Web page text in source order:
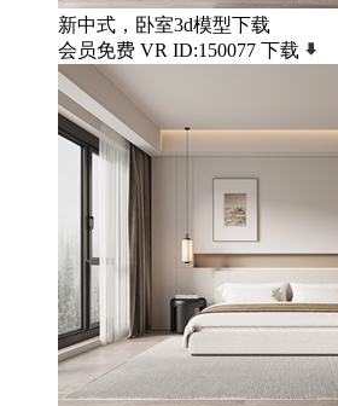
新中式，卧室3d模型下载
会员免费 VR ID:150077 下载